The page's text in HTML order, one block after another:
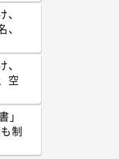
空
」
制